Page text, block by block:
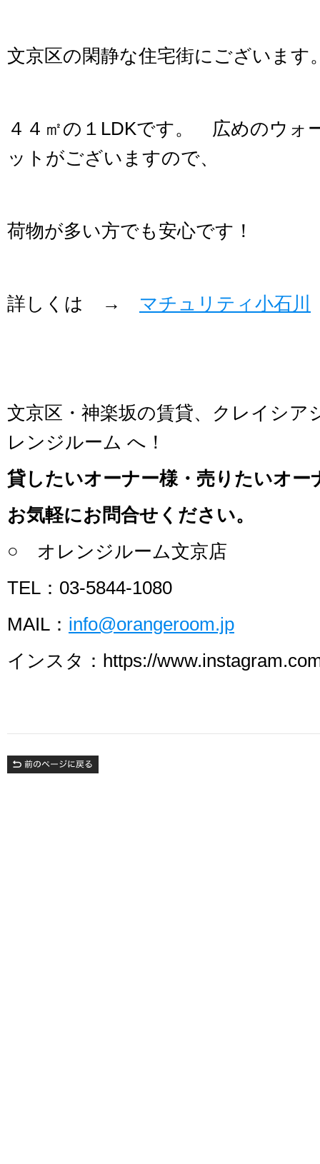
文京区の閑静な住宅街にございます
４４㎡の１LDKです。 広めのウォ
ットがございますので、
荷物が多い方でも安心です！
詳しくは → マチュリティ小石川
文京区・神楽坂の賃貸、クレイシア
レンジルーム へ！
貸したいオーナー様・売りたいオー
お気軽にお問合せください。
○ オレンジルーム文京店
TEL：03-5844-1080
MAIL： info@orangeroom.jp
インスタ：https://